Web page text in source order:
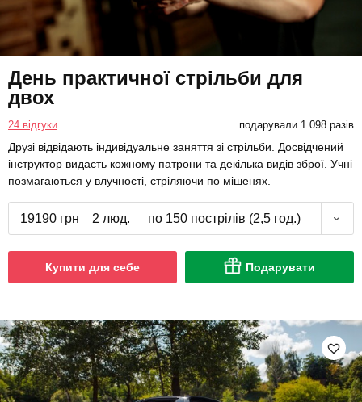
День практичної стрільби для
двох
24 відгуки подарували 1 098 разів
Друзі відвідають індивідуальне заняття зі стрільби. Досвідчений
інструктор видасть кожному патрони та декілька видів зброї. Учні
позмагаються у влучності, стріляючи по мішенях.
19190 грн 2 люд. по 150 пострілів (2,5 год.)
Купити для себе Подарувати